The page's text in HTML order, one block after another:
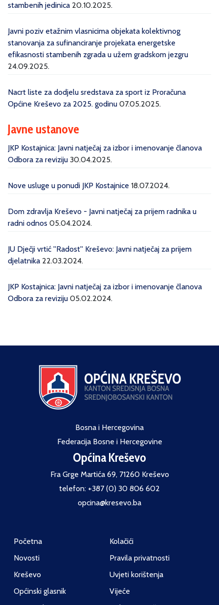
stambenih jedinica 20.10.2025.
Javni poziv etažnim vlasnicima objekata kolektivnog
stanovanja za sufinanciranje projekata energetske
efikasnosti stambenih zgrada u užem gradskom jezgru
24.09.2025.
Nacrt liste za dodjelu sredstava za sport iz Proračuna
Općine Kreševo za 2025. godinu 07.05.2025.
Javne ustanove
JKP Kostajnica: Javni natječaj za izbor i imenovanje članova
Odbora za reviziju 30.04.2025.
Nove usluge u ponudi JKP Kostajnice 18.07.2024.
Dom zdravlja Kreševo - Javni natječaj za prijem radnika u
radni odnos 05.04.2024.
JU Dječji vrtić ''Radost'' Kreševo: Javni natječaj za prijem
djelatnika 22.03.2024.
JKP Kostajnica: Javni natječaj za izbor i imenovanje članova
Odbora za reviziju 05.02.2024.
Bosna i Hercegovina
Federacija Bosne i Hercegovine
Općina Kreševo
Fra Grge Martića 69, 71260 Kreševo
telefon: +387 (0) 30 806 602
opcina@kresevo.ba
Početna
Novosti
Kreševo
Općinski glasnik
Kolačići
Pravila privatnosti
Uvjeti korištenja
Vijeće